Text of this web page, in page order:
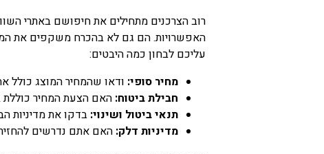
רוב הצרכנים מתחילים את חיפושם באתרי
האפשרויות. הם גם לא בהכרח משקפים את
עליכם לבחון כמה היבטים:
מחיר סופי: ודאו שהמחיר המוצג כולל
חבילת ביטוח: האם הצעת המחיר כוללת
תנאי ביטול ושינוי: בדקו את מדיניות
מדיניות דלק: האם אתם נדרשים